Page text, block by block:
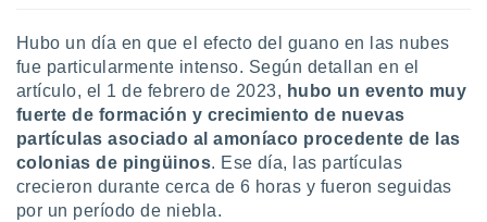
Hubo un día en que el efecto del guano en las nubes
fue particularmente intenso. Según detallan en el
artículo, el 1 de febrero de 2023, hubo un evento muy
fuerte de formación y crecimiento de nuevas
partículas asociado al amoníaco procedente de las
colonias de pingüinos. Ese día, las partículas
crecieron durante cerca de 6 horas y fueron seguidas
por un período de niebla.